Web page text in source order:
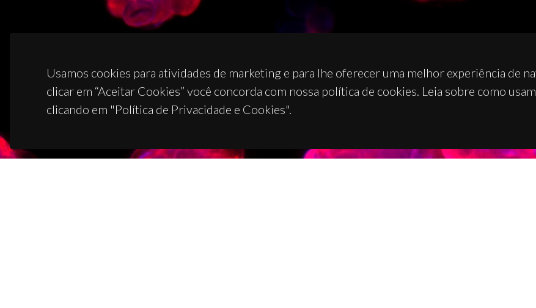
Usamos cookies para atividades de marketing e para lhe oferecer uma melhor experiência de
clicar em “Aceitar Cookies” você concorda com nossa política de cookies. Leia sobre como
clicando em "Política de Privacidade e Cookies".